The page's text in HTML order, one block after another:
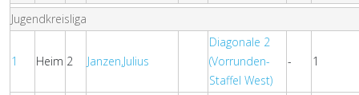
Jugendkreisliga
1 Heim 2 Janzen,Julius
Diagonale 2
(Vorrunden-
Staffel West)
- 1